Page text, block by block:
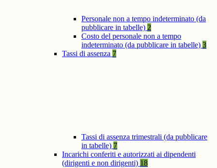
Personale non a tempo indeterminato (da
pubblicare in tabelle) 2
Costo del personale non a tempo
indeterminato (da pubblicare in tabelle) 3
Tassi di assenza 7
Tassi di assenza trimestrali (da pubblicare
in tabelle) 7
Incarichi conferiti e autorizzati ai dipendenti
(dirigenti e non dirigenti) 18